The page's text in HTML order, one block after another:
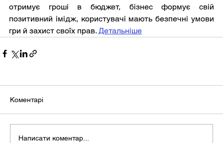
отримує гроші в бюджет, бізнес формує свій
позитивний імідж, користувачі мають безпечні умови
гри й захист своїх прав. Детальніше
Коментарі
Написати коментар...